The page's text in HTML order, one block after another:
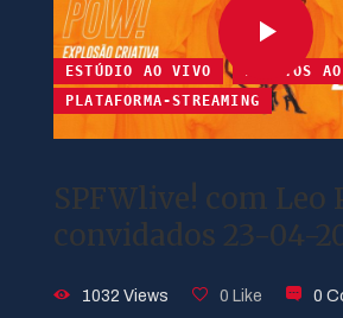
ESTÚDIO AO VIVO
EVENTOS
PLATAFORMA-STREAMING
SPFWlive! com Leo
convidados 23-04-
1032 Views 0 Like 0